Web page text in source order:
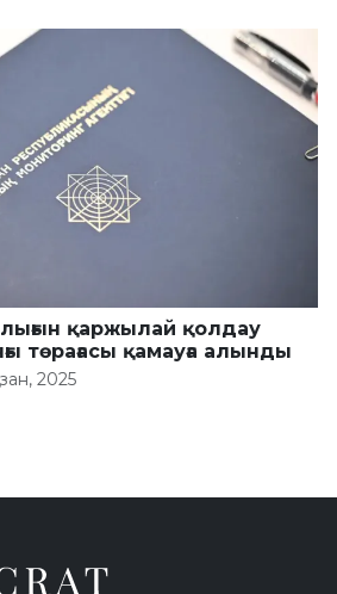
қаржылай қолдау
төрағасы қамауға алынды
2025